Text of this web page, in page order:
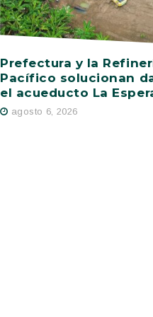
Prefectura y la
Pacífico solucionan
el acueducto La
agosto 6, 2026